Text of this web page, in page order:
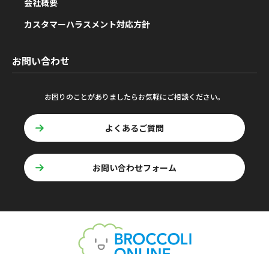
会社概要
カスタマーハラスメント対応方針
お問い合わせ
お困りのことがありましたらお気軽にご相談ください。
よくあるご質問
お問い合わせフォーム